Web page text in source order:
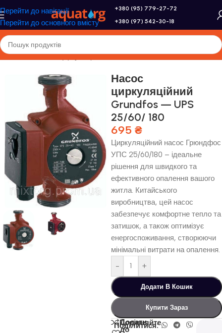
Перейти до навігації
Перейти до основного вмісту
+380 (95) 779-27-72
+380 (97) 542-30-18
Головна/Насоси/Циркуляційні насоси
Насос
циркуляційний
Grundfos — UPS
25/60/ 180
695 ₴
Циркуляційний насос Грюндфос
УПС 25/60/180 – ідеальне
рішення для швидкого та
ефективного опалення вашого
житла. Китайського
виробництва, цей насос
забезпечує комфортне тепло та
затишок, а також оптимізує
енергоспоживання, створюючи
мінімальні витрати на опалення.
-
+
Додати В Кошик
Купити Зараз
Порівняйте
Додати
до
Поділитися: